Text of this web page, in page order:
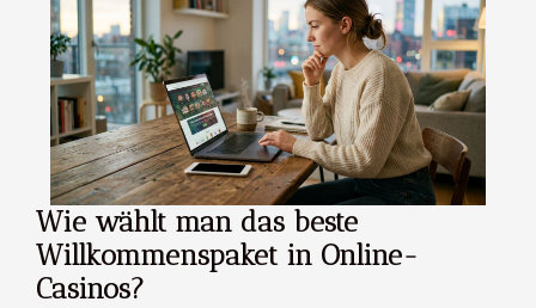
Wie wählt man das beste
Willkommenspaket in Online-
Casinos?